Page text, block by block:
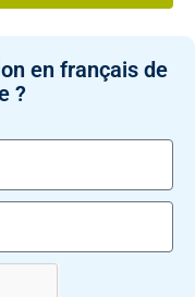
en français de
?